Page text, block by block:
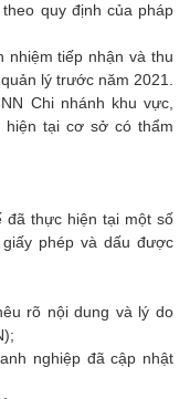
quy định của pháp
nhiệm tiếp nhận và thu
lý trước năm 2021.
Chi nhánh khu vực,
hiện tại cơ sở có thẩm
đã thực hiện tại một số
phép và dấu được
rõ nội dung và lý do
nghiệp đã cập nhật